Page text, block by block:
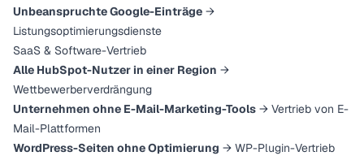
Unbeanspruchte Google-Einträge →
Listungsoptimierungsdienste
SaaS & Software-Vertrieb
Alle HubSpot-Nutzer in einer Region →
Wettbewerberverdrängung
Unternehmen ohne E-Mail-Marketing-Tools → Vertrieb von E-
Mail-Plattformen
WordPress-Seiten ohne Optimierung → WP-Plugin-Vertrieb